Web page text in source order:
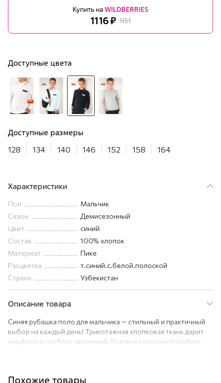
Купить наWILDBERRIES
1116 ₽ 1151
Доступные цвета
Доступные размеры
128 134 140 146 152 158 164
Характеристики
Пол
Мальчик
Сезон
Демисезонный
Цвет
синий
Состав
100% хлопок
Материал
Пике
Расцветка
т.синий.с.белой.полоской
Страна
Узбекистан
Описание товара
Синяя рубашка поло для мальчика — стильный и практичный
выбор на каждый день! Трикотажная хлопковая ткань дарит
комфорт и свободу движений. Базовая классика подойдет
(плотность 170 г/м2);
Похожие товары